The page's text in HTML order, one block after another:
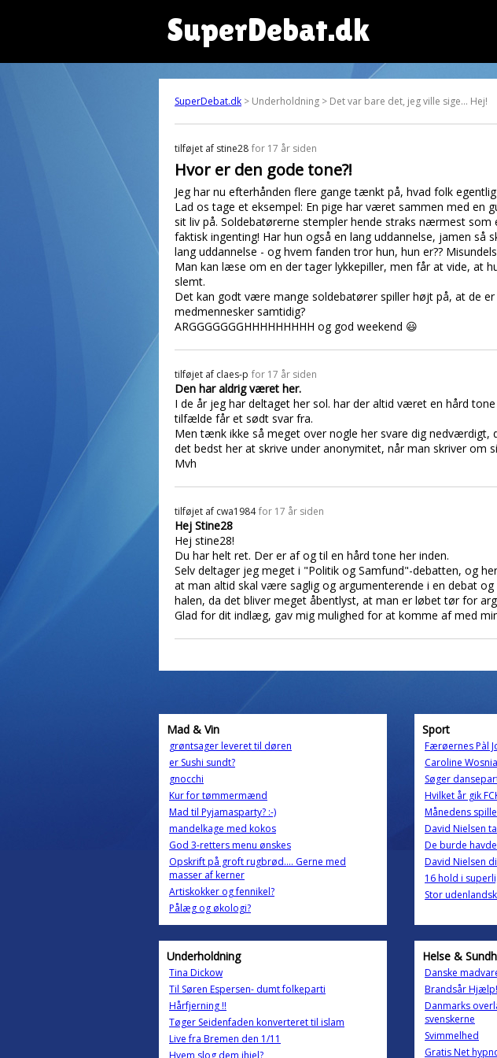
SuperDebat.dk
SuperDebat.dk > Underholdning > Det var bare det, jeg ville sige... Hej!
tilføjet af stine28 for 17 år siden
Hvor er den gode tone?!
Jeg har nu efterhånden flere gange tænkt på, hvad folk egentlig
Lad os tage et eksempel: En pige har været sammen med en
sit liv på. Soldebatørerne stempler hende straks nærmest
faktisk ingenting! Har hun også en lang uddannelse, jamen
lang uddannelse - og hvem fanden tror hun, hun er??
Man kan læse om en der tager lykkepiller, men får at vide, at
slemt.
Det kan godt være mange soldebatører spiller højt på, at de
medmennesker samtidig?
ARGGGGGGGHHHHHHHHH og god weekend 😃
tilføjet af claes-p for 17 år siden
Den har aldrig været her.
I de år jeg har deltaget her sol. har der altid været en hård
tilfælde får et sødt svar fra.
Men tænk ikke så meget over nogle her svare dig
det bedst her at skrive under anonymitet, når man skriver om
Mvh
tilføjet af cwa1984 for 17 år siden
Hej Stine28
Hej stine28!
Du har helt ret. Der er af og til en hård tone her inden.
Selv deltager jeg meget i "Politik og Samfund"-debatten, og
at man altid skal være saglig og argumenterende i en debat
halen, da det bliver meget åbentlyst, at man er løbet tør for
Glad for dit indlæg, gav mig mulighed for at komme af med
Mad & Vin
grøntsager leveret til døren
er Sushi sundt?
gnocchi
Kur for tømmermænd
Mad til Pyjamasparty? :-)
mandelkage med kokos
God 3-retters menu ønskes
Opskrift på groft rugbrød.... Gerne med
masser af kerner
Artiskokker og fennikel?
Pålæg og økologi?
Sport
Færøernes Pàl
Caroline
Søger
Hvilket år gik
Månedens
David Nielsen
De burde
David Nielsen
16 hold i
Stor
Underholdning
Tina Dickow
Til Søren Espersen- dumt folkeparti
Hårfjerning !!
Tøger Seidenfaden konverteret til islam
Live fra Bremen den 1/11
Hvem slog dem ihjel?
Helse &
Danske
Brandsår Hjælp!
Danmarks
svenskerne
Svimmelhed
Gratis Net